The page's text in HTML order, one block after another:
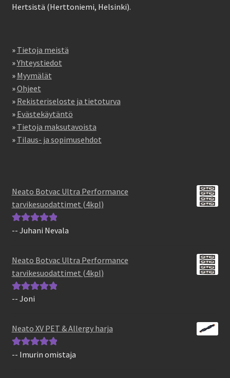
Hertsistä (Herttoniemi, Helsinki).
» Tietoja meistä
»Yhteystiedot
» Myymälät
»Ohjeet
» Rekisteriseloste ja tietoturva
» Evästekäytäntö
» Tietoja maksutavoista
» Tilaus- ja sopimusehdot
Neato Botvac Ultra Performance
tarvikesuodattimet (4kpl)
Arvostelu
-- Juhani Nevala
Neato Botvac Ultra Performance
tarvikesuodattimet (4kpl)
Arvostelu
-- Joni
Neato XV PET & Allergy harja
Arvostelu
-- Imurin omistaja